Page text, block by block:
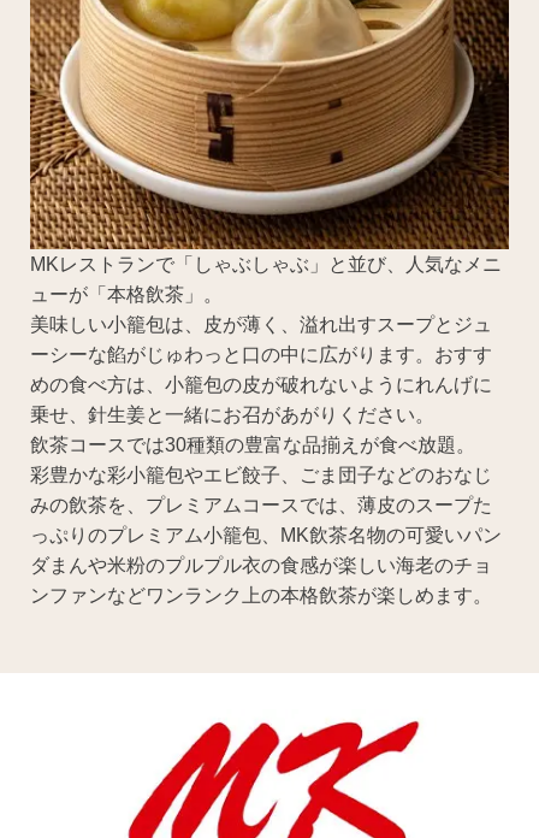
MKレストランで「しゃぶしゃぶ」と並び、人気なメニ
ューが「本格飲茶」。
美味しい小籠包は、皮が薄く、溢れ出すスープとジュ
ーシーな餡がじゅわっと口の中に広がります。おすす
めの食べ方は、小籠包の皮が破れないようにれんげに
乗せ、針生姜と一緒にお召があがりください。
飲茶コースでは30種類の豊富な品揃えが食べ放題。
彩豊かな彩小籠包やエビ餃子、ごま団子などのおなじ
みの飲茶を、プレミアムコースでは、薄皮のスープた
っぷりのプレミアム小籠包、MK飲茶名物の可愛いパン
ダまんや米粉のプルプル衣の食感が楽しい海老のチョ
ンファンなどワンランク上の本格飲茶が楽しめます。